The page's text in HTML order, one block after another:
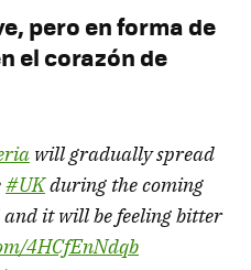
pero en forma de
el corazón de
will gradually spread
#UKduring the coming
it will be feeling bitter
4HCfEnNdqb